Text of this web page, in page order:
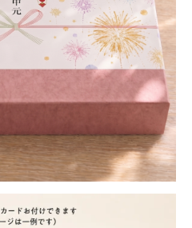
OIMO
MOTCH